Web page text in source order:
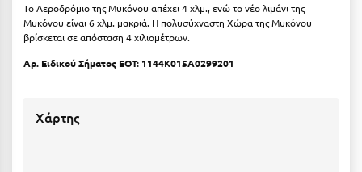
Λασίθι
Λεπτοκαρυά
Λέσβος
Το Αεροδρόμιο της Μυκόνου απέχει 4 χλμ., ενώ το νέο λιμάνι της
Μυκόνου είναι 6 χλμ. μακριά. Η πολυσύχναστη Χώρα της Μυκόνου
βρίσκεται σε απόσταση 4 χιλιομέτρων.
Αρ. Ειδικού Σήματος ΕΟΤ: 1144K015A0299201
Χάρτης